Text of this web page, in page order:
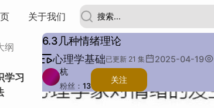
关于我们
心理学基础
纲
共 1 节
1 情绪理论
学习
1 情绪理论
1 情绪理论
詹姆斯-兰格理论
詹姆斯-兰格理论
暴徒情境
暴徒情境
调节情绪
调节情绪
坎农-巴德理论
坎农-巴德理论
改变情绪是多维的
改变情绪是多维的
暴徒-恐惧
暴徒-恐惧
两人理论区别
两人理论区别
下意识反应
下意识反应
沙克特-辛格理论
沙克特-辛格理论
暴徒
暴徒
生理解释不唯一
生理解释不唯一
实验设计
实验设计
实验结论
实验结论
认知因素的重要性
认知因素的重要性
三种情绪理论
三种情绪理论
6.3几种情绪理论
心理学基础已更新 21 集 2025-04-19
杭
粉丝： 13
关注
描述： 例子：